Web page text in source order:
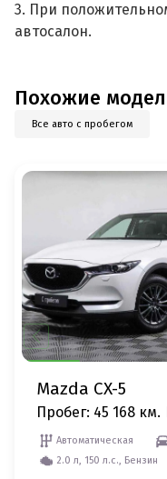
3. При
автосалон.
Похожие
Все авто с пробегом
Mazda CX-5
Пробег: 45 168 км.
Автоматическая
2.0 л, 150 л.с., Бензин